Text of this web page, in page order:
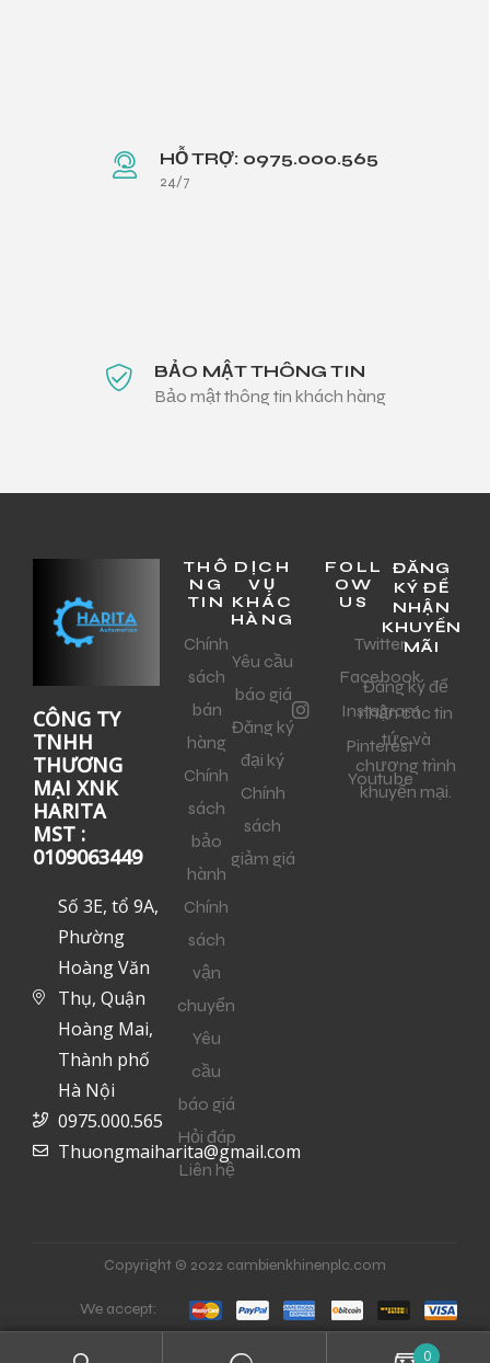
HỖ TRỢ: 0975.000.565
24/7
BẢO MẬT THÔNG TIN
Bảo mật thông tin khách hàng
CÔNG TY
TNHH
THƯƠNG
MẠI XNK
HARITA
MST :
0109063449
Số 3E, tổ 9A,
Phường
Hoàng Văn
Thụ, Quận
Hoàng Mai,
Thành phố
Hà Nội
0975.000.565
Thuongmaiharita@gmail.com
THÔ
NG
TIN
Chính
sách
bán
hàng
Chính
sách
bảo
hành
Chính
sách
vận
chuyển
Yêu
cầu
báo giá
Hỏi đáp
Liên hệ
DỊCH
VỤ
KHÁC
HÀNG
Yêu cầu
báo giá
Đăng ký
đại ký
Chính
sách
giảm giá
FOLL
OW
US
Twitter
Facebook
Instagram
Pinterest
Youtube
ĐĂNG
KÝ ĐỂ
NHẬN
KHUYẾN
MÃI
Đăng ký để
nhận các tin
tức và
chương trình
khuyến mại.
Copyright © 2022 cambienkhinenplc.com
We accept:
0